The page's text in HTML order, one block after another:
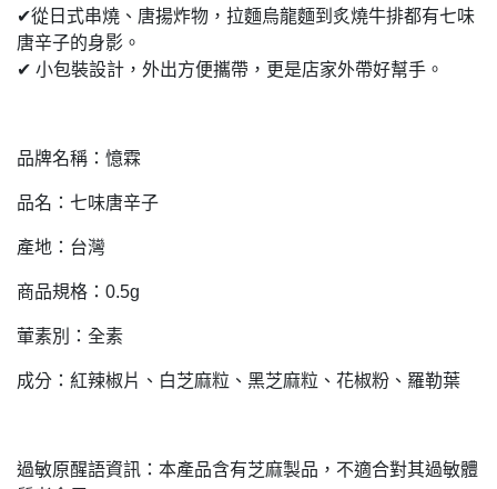
✔從日式串燒、唐揚炸物，拉麵烏龍麵到炙燒牛排都有七味
唐辛子的身影。
✔ 小包裝設計，外出方便攜帶，更是店家外帶好幫手。
品牌名稱：憶霖
品名：七味唐辛子
產地：台灣
商品規格：0.5g
葷素別：全素
成分：紅辣椒片、白芝麻粒、黑芝麻粒、花椒粉、羅勒葉
過敏原醒語資訊：本產品含有芝麻製品，不適合對其過敏體